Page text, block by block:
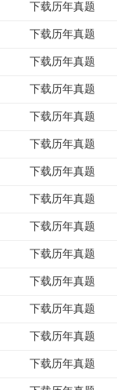
下载历年真题
下载历年真题
下载历年真题
下载历年真题
下载历年真题
下载历年真题
下载历年真题
下载历年真题
下载历年真题
下载历年真题
下载历年真题
下载历年真题
下载历年真题
下载历年真题